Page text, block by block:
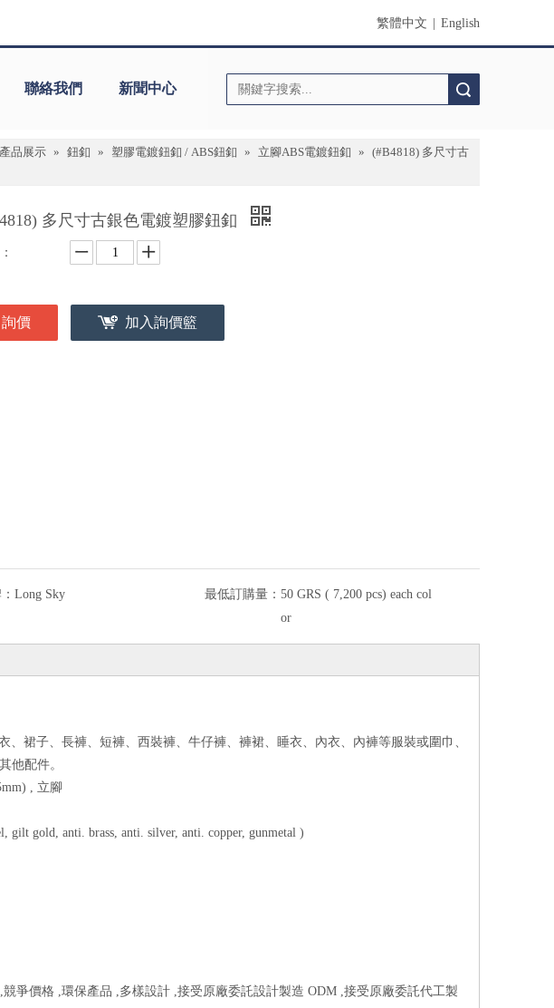
繁體中文 English
聯絡我們 新聞中心
產品展示 » 鈕釦 » 塑膠電鍍鈕釦 / ABS鈕釦 » 立腳ABS電鍍鈕釦 » (#B4818) 多尺寸古
多尺寸古銀色電鍍塑膠鈕釦
詢價 加入詢價籃
Long Sky 最低訂購量： 50 GRS ( 7,200 pcs) each col
or
裙子、長褲、短褲、西裝褲、牛仔褲、褲裙、睡衣、內衣、內褲等服裝或圍巾、
他配件。
, 立腳
gold, anti. brass, anti. silver, anti. copper, gunmetal )
爭價格 ,環保產品 ,多樣設計 ,接受原廠委託設計製造 ODM ,接受原廠委託代工製